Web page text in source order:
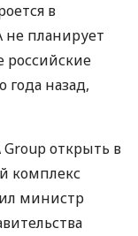
в
не планирует
российские
года назад,
Group открыть в
комплекс
министр